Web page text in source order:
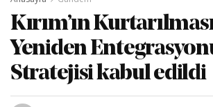
Kırım’ın
Yeniden
Stratejisi kabul edildi